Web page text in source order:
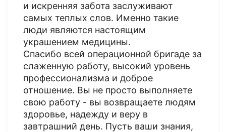
и искренняя забота заслуживают
самых теплых слов. Именно такие
люди являются настоящим
украшением медицины.
Спасибо всей операционной бригаде за
слаженную работу, высокий уровень
профессионализма и доброе
отношение. Вы не просто выполняете
свою работу - вы возвращаете людям
здоровье, надежду и веру в
завтрашний день. Пусть ваши знания,